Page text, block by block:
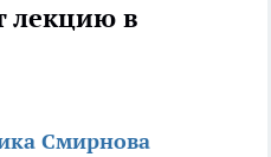
лекцию в
Смирнова